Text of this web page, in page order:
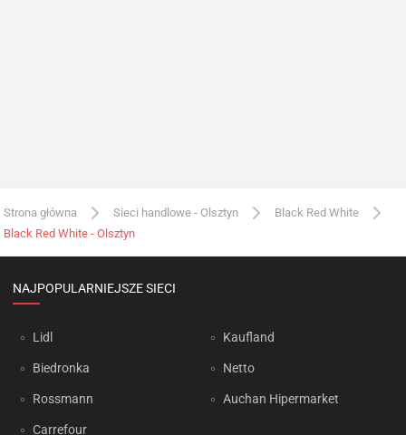
Strona główna Sieci handlowe - Olsztyn
Black Red White
Black Red White - Olsztyn
NAJPOPULARNIEJSZE SIECI
Lidl
Biedronka
Rossmann
Carrefour
Kaufland
Netto
Auchan Hipermarket